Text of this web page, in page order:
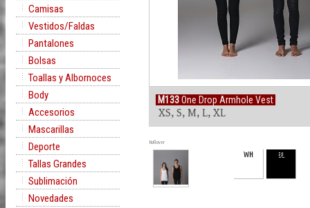
Camisas
Vestidos/Faldas
Pantalones
Bolsas
Toallas y Albornoces
Body
Accesorios
Mascarillas
Deporte
Tallas Grandes
Sublimación
Novedades
M133One Drop Armhole Vest
XS, S, M, L, XL
Rollover
WH BL